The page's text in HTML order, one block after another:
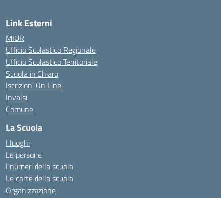
Link Esterni
MIUR
Ufficio Scolastico Regionale
Ufficio Scolastico Territoriale
Scuola in Chiaro
Iscrizioni On Line
Invalsi
Comune
La Scuola
I luoghi
Le persone
I numeri della scuola
Le carte della scuola
Organizzazione